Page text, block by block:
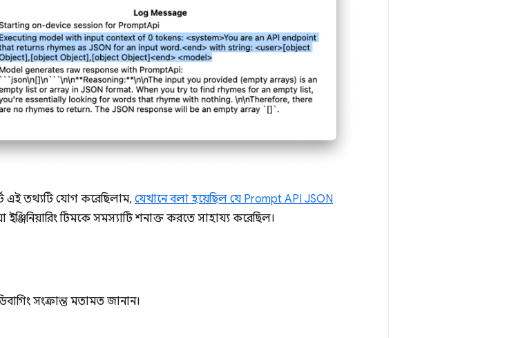
এই তথ্যটি যোগ করেছিলাম, যেখানে বলা হয়েছিল যে Prompt API JSON
ইঞ্জিনিয়ারিং টিমকে সমস্যাটি শনাক্ত করতে সাহায্য করেছিল।
সংক্রান্ত মতামত জানান।